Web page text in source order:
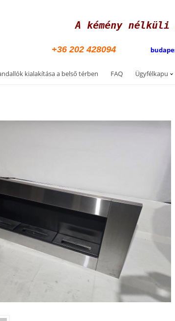
A kémény
+36 202 428094
kialakítása a belső térben FAQ Ügyfélkapu